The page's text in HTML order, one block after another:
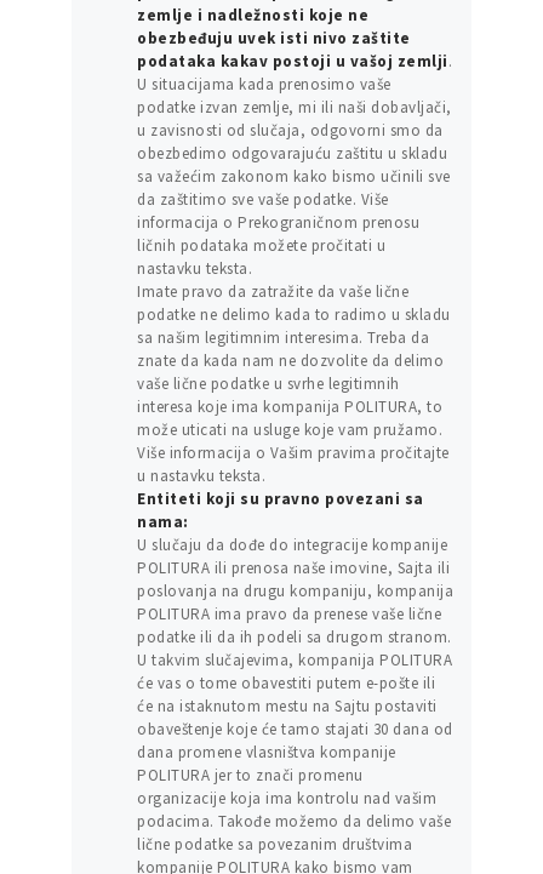
zemlje i nadležnosti koje ne
obezbeđuju uvek isti nivo zaštite
podataka kakav postoji u vašoj zemlji.
U situacijama kada prenosimo vaše
podatke izvan zemlje, mi ili naši dobavljači,
u zavisnosti od slučaja, odgovorni smo da
obezbedimo odgovarajuću zaštitu u skladu
sa važećim zakonom kako bismo učinili sve
da zaštitimo sve vaše podatke. Više
informacija o Prekograničnom prenosu
ličnih podataka možete pročitati u
nastavku teksta.
Imate pravo da zatražite da vaše lične
podatke ne delimo kada to radimo u skladu
sa našim legitimnim interesima. Treba da
znate da kada nam ne dozvolite da delimo
vaše lične podatke u svrhe legitimnih
interesa koje ima kompanija POLITURA, to
može uticati na usluge koje vam pružamo.
Više informacija o Vašim pravima pročitajte
u nastavku teksta.
Entiteti koji su pravno povezani sa
nama:
U slučaju da dođe do integracije kompanije
POLITURA ili prenosa naše imovine, Sajta ili
poslovanja na drugu kompaniju, kompanija
POLITURA ima pravo da prenese vaše lične
podatke ili da ih podeli sa drugom stranom.
U takvim slučajevima, kompanija POLITURA
će vas o tome obavestiti putem e-pošte ili
će na istaknutom mestu na Sajtu postaviti
obaveštenje koje će tamo stajati 30 dana od
dana promene vlasništva kompanije
POLITURA jer to znači promenu
organizacije koja ima kontrolu nad vašim
podacima. Takođe možemo da delimo vaše
lične podatke sa povezanim društvima
kompanije POLITURA kako bismo vam